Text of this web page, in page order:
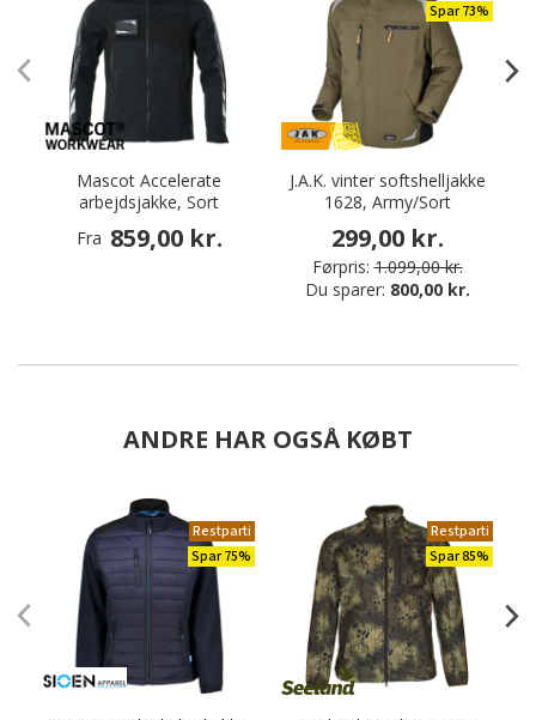
Mascot Accelerate
arbejdsjakke, Sort
Fra 859,00 kr.
Spar 73%
J.A.K. vinter softshelljakke
1628, Army/Sort
299,00 kr.
Førpris: 1.099,00 kr.
Du sparer: 800,00 kr.
ANDRE HAR OGSÅ KØBT
Restparti
Spar 75%
Restparti
Spar 85%